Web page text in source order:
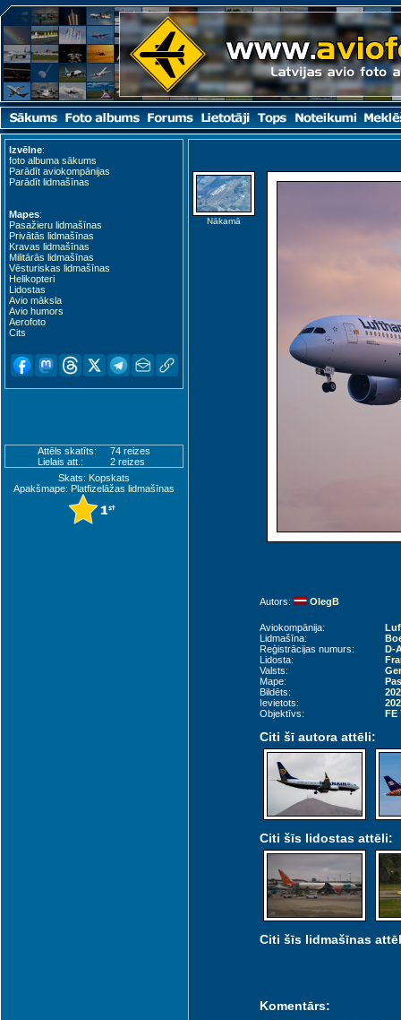
Izvēlne:
foto albuma sākums
Parādīt aviokompānijas
Parādīt lidmašīnas
Mapes:
Pasažieru lidmašīnas
Privātās lidmašīnas
Kravas lidmašīnas
Militārās lidmašīnas
Vēsturiskas lidmašīnas
Helikopteri
Lidostas
Avio māksla
Avio humors
Aerofoto
Cits
Attēls skatīts:
74 reizes
Lielais att.:
2 reizes
Skats: Kopskats
Apakšmape: Platfizelāžas lidmašīnas
Nākamā
Autors: OlegB
Aviokompānija:
Lidmašīna:
Reģistrācijas numurs:
D-
Lidosta:
Valsts:
Mape:
Bildēts:
Ievietots:
Objektīvs:
FE
Citi šī autora attēli:
Citi šīs lidostas attēli:
Citi šīs lidmašīnas
Komentārs: